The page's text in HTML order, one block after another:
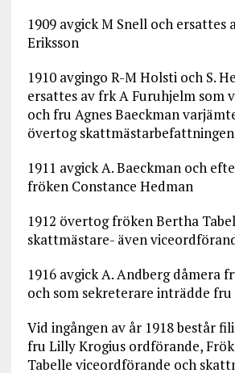
1909 avgick M Snell och ersattes
Eriksson
1910 avgingo R-M Holsti och S.
ersattes av frk A Furuhjelm som
och fru Agnes Baeckman
övertog
1911 avgick A. Baeckman och
fröken Constance Hedman
1912 övertog fröken Bertha
skattmästare- även
1916 avgick A. Andberg dåmera
och som sekreterare inträdde fru
Vid ingången av år 1918 består
fru Lilly Krogius ordförande,
Tabelle viceordförande och